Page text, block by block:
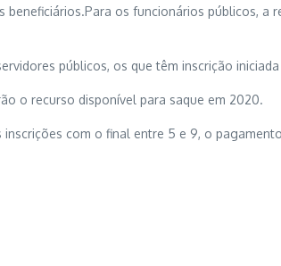
os funcionários públicos, a
públicos, os que têm inscrição
o recurso disponível para saque em 2020.
com o final entre 5 e 9, o